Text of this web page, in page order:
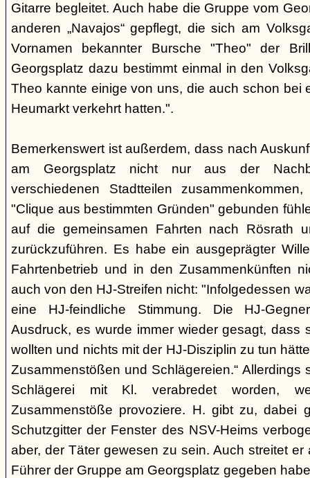
Gitarre begleitet. Auch habe die Gruppe vom
anderen „Navajos“ gepflegt, die sich am
Vornamen bekannter Bursche "Theo" der
Georgsplatz dazu bestimmt einmal in den
Theo kannte einige von uns, die auch schon bei
Heumarkt verkehrt hatten.".
Bemerkenswert ist außerdem, dass nach
am Georgsplatz nicht nur aus der
verschiedenen Stadtteilen
"Clique aus bestimmten Gründen" gebunden
auf die gemeinsamen Fahrten nach Rösrath
zurückzuführen. Es habe ein ausgeprägter
Fahrtenbetrieb und in den Zusammenkünften
auch von den HJ-Streifen nicht: "Infolgedessen
eine HJ-feindliche Stimmung. Die HJ-
Ausdruck, es wurde immer wieder gesagt, dass
wollten und nichts mit der HJ-Disziplin zu tun
Zusammenstößen und Schlägereien.“ Allerdings
Schlägerei mit Kl. verabredet worden,
Zusammenstöße provoziere. H. gibt zu, dabei
Schutzgitter der Fenster des NSV-Heims
aber, der Täter gewesen zu sein. Auch streitet
Führer der Gruppe am Georgsplatz gegeben